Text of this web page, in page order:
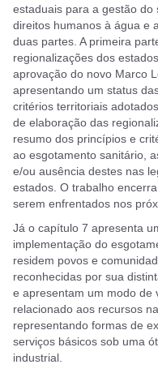
estaduais para a gestão
direitos humanos à água e
duas partes. A primeira
regionalizações dos
aprovação do novo Marco
apresentando um status
critérios territoriais
de elaboração das
resumo dos princípios e
ao esgotamento sanitário,
e/ou ausência destes nas
estados. O trabalho
serem enfrentados nos
Já o capítulo 7 apresenta
implementação do
residem povos e
reconhecidas por sua
e apresentam um modo de
relacionado aos recursos
representando formas de
serviços básicos sob uma
industrial.